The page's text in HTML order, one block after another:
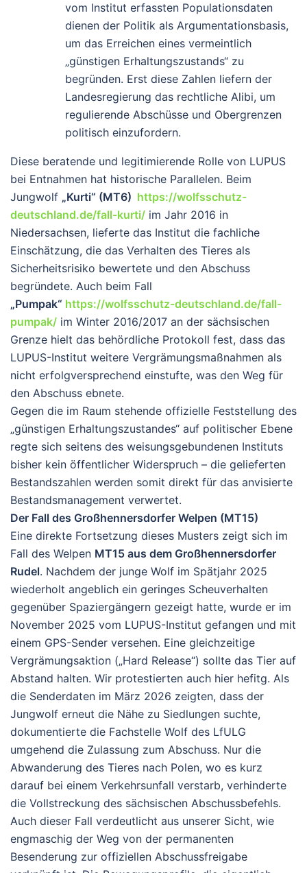
vom Institut erfassten Populationsdaten
dienen der Politik als Argumentationsbasis,
um das Erreichen eines vermeintlich
„günstigen Erhaltungszustands“ zu
begründen. Erst diese Zahlen liefern der
Landesregierung das rechtliche Alibi, um
regulierende Abschüsse und Obergrenzen
politisch einzufordern.
Diese beratende und legitimierende Rolle von LUPUS
bei Entnahmen hat historische Parallelen. Beim
Jungwolf „Kurti“ (MT6) https://wolfsschutz-
deutschland.de/fall-kurti/ im Jahr 2016 in
Niedersachsen, lieferte das Institut die fachliche
Einschätzung, die das Verhalten des Tieres als
Sicherheitsrisiko bewertete und den Abschuss
begründete. Auch beim Fall
„Pumpak“ https://wolfsschutz-deutschland.de/fall-
pumpak/ im Winter 2016/2017 an der sächsischen
Grenze hielt das behördliche Protokoll fest, dass das
LUPUS-Institut weitere Vergrämungsmaßnahmen als
nicht erfolgversprechend einstufte, was den Weg für
den Abschuss ebnete.
Gegen die im Raum stehende offizielle Feststellung des
„günstigen Erhaltungszustandes“ auf politischer Ebene
regte sich seitens des weisungsgebundenen Instituts
bisher kein öffentlicher Widerspruch – die gelieferten
Bestandszahlen werden somit direkt für das anvisierte
Bestandsmanagement verwertet.
Der Fall des Großhennersdorfer Welpen (MT15)
Eine direkte Fortsetzung dieses Musters zeigt sich im
Fall des Welpen MT15 aus dem Großhennersdorfer
Rudel. Nachdem der junge Wolf im Spätjahr 2025
wiederholt angeblich ein geringes Scheuverhalten
gegenüber Spaziergängern gezeigt hatte, wurde er im
November 2025 vom LUPUS-Institut gefangen und mit
einem GPS-Sender versehen. Eine gleichzeitige
Vergrämungsaktion („Hard Release“) sollte das Tier auf
Abstand halten. Wir protestierten auch hier hefitg. Als
die Senderdaten im März 2026 zeigten, dass der
Jungwolf erneut die Nähe zu Siedlungen suchte,
dokumentierte die Fachstelle Wolf des LfULG
umgehend die Zulassung zum Abschuss. Nur die
Abwanderung des Tieres nach Polen, wo es kurz
darauf bei einem Verkehrsunfall verstarb, verhinderte
die Vollstreckung des sächsischen Abschussbefehls.
Auch dieser Fall verdeutlicht aus unserer Sicht, wie
engmaschig der Weg von der permanenten
Besenderung zur offiziellen Abschussfreigabe